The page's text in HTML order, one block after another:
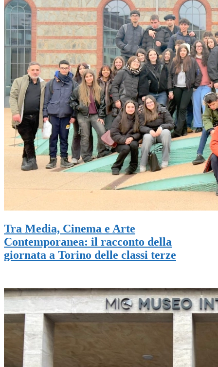
Tra Media, Cinema e Arte
Contemporanea: il racconto della
giornata a Torino delle classi terze